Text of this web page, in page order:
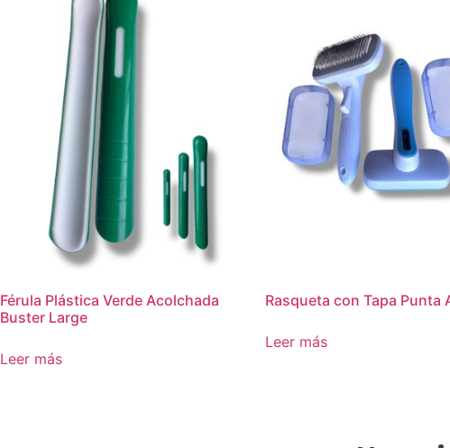
Férula Plástica Verde Acolchada
Buster Large
Leer más
Rasqueta con Tapa Punta
Leer más